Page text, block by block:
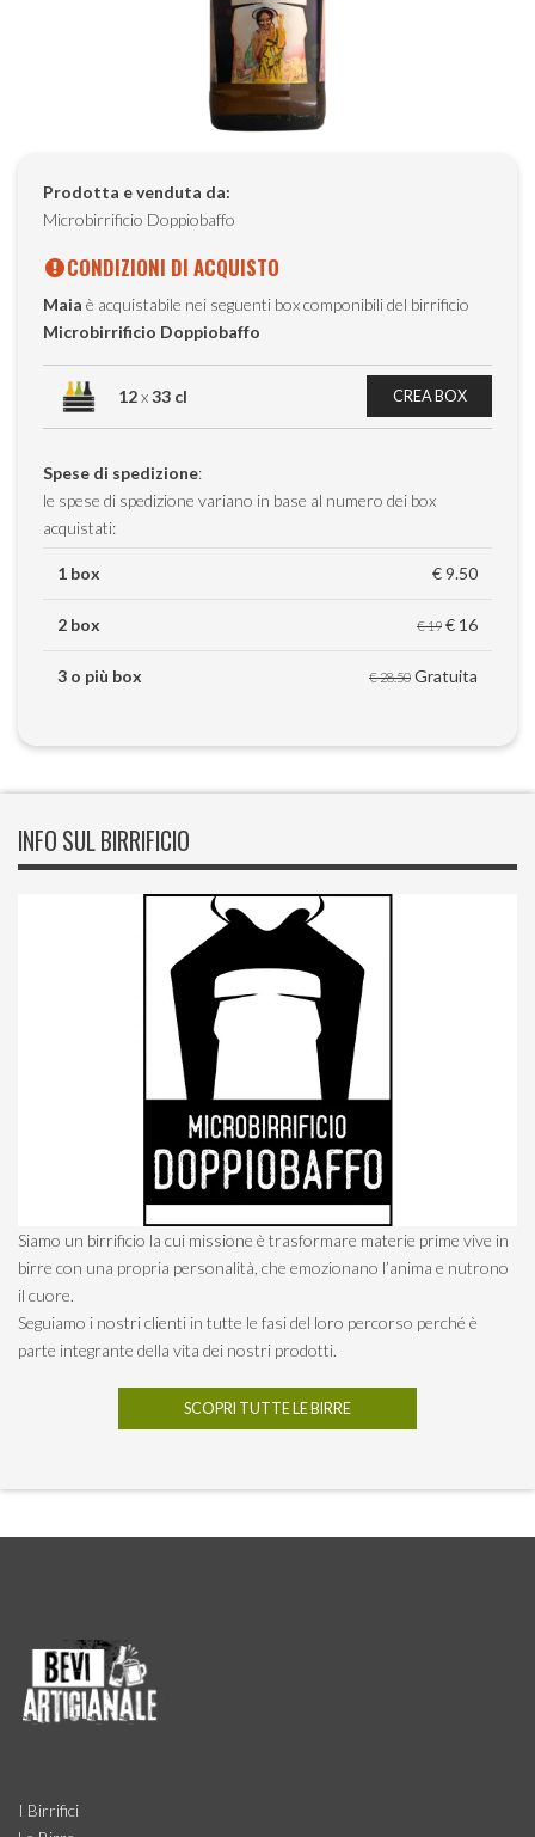
Prodotta e venduta da:
Microbirrificio Doppiobaffo
CONDIZIONI DI ACQUISTO
Maia è acquistabile nei seguenti box componibili del birrificio
Microbirrificio Doppiobaffo
12x33 cl CREA BOX
Spese di spedizione:
le spese di spedizione variano in base al numero dei box
acquistati:
1 box € 9.50
2 box € 19 € 16
3 o più box € 28.50 Gratuita
INFO SUL BIRRIFICIO
Siamo un birrificio la cui missione è trasformare materie prime vive in
birre con una propria personalità, che emozionano l’anima e nutrono
il cuore.
Seguiamo i nostri clienti in tutte le fasi del loro percorso perché è
parte integrante della vita dei nostri prodotti.
SCOPRI TUTTE LE BIRRE
I Birrifici